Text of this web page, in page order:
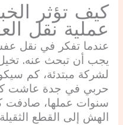
كيف تؤثر
عملية نقل
عندما تفكر في نقل
يجب أن تبحث عنه.
لشركة مبتدئة، كم
حربي في جدة عاشت كل
سنوات عملها، صادفت
الهش إلى القطع